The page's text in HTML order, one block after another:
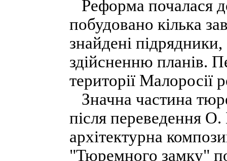
Реформа почалася
побудовано кілька
знайдені
здійсненню планів.
території Малоросії
Значна частина
після переведення
архітектурна
"Тюремного замку"